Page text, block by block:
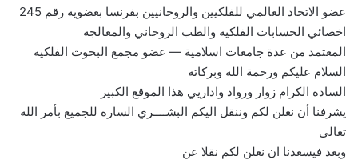
عضو الاتحاد العالمي للفلكيين والروحانيين بفرنسا بعضويه رقم 245
اخصائي الحسابات الفلكيه والطب الروحاني والمعالجه
المعتمد من عدة جامعات اسلامية — عضو مجمع البحوث الفلكيه
السلام عليكم ورحمة الله وبركاته
الساده الكرام زوار ورواد واداريي هذا الموقع الكبير
يشرفنا أن نعلن لكم وننقل اليكم البشــــري الساره للجميع بأمر الله
تعالى
وبعد فيسعدنا ان نعلن لكم نقلا عن